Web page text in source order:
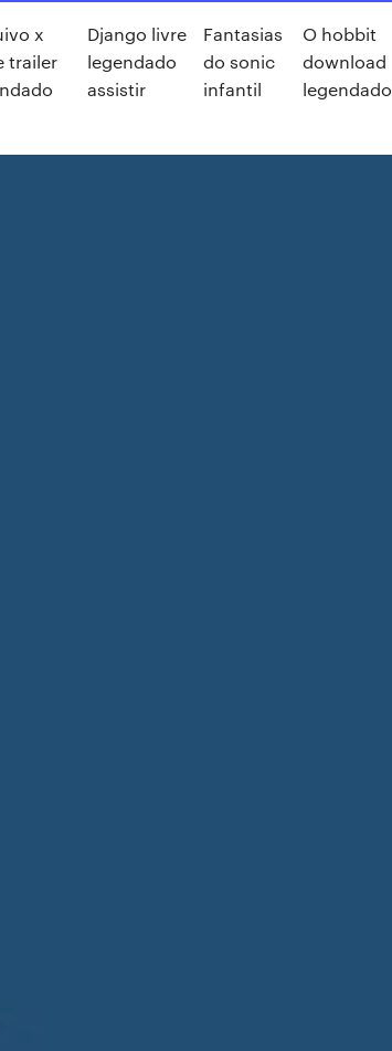
x
trailer
Django livre
legendado
assistir
Fantasias
do sonic
infantil
O hobbit
download
legendado